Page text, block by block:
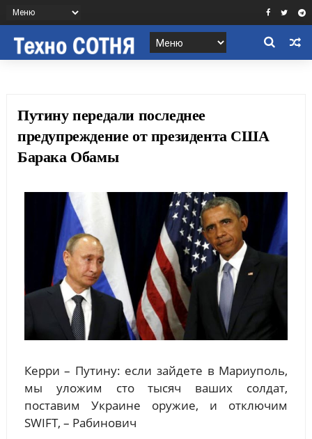
Путину передали последнее
предупреждение от президента США
Барака Обамы
Керри – Путину: если зайдете в Мариуполь,
мы уложим сто тысяч ваших солдат,
поставим Украине оружие, и отключим
SWIFT, – Рабинович